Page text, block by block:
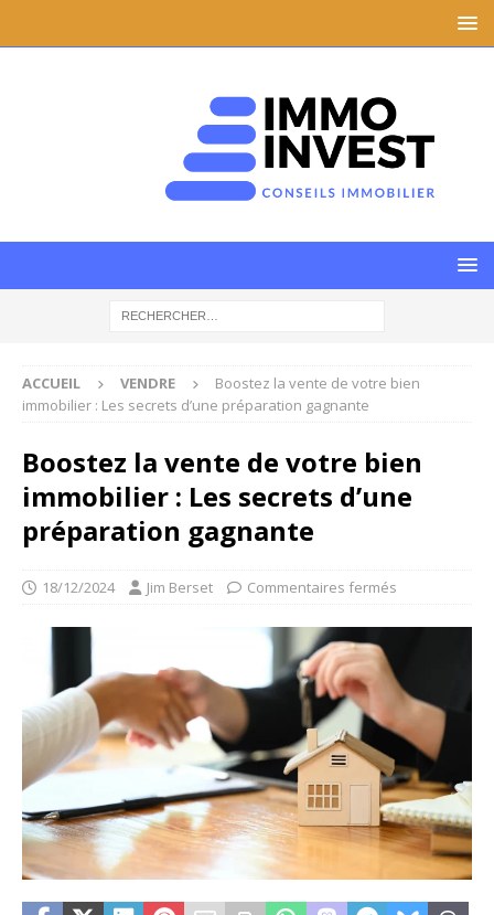
ACCUEIL VENDRE
Boostez la vente de votre bien
immobilier : Les secrets d’une préparation gagnante
Boostez la vente de votre bien
immobilier : Les secrets d’une
préparation gagnante
18/12/2024 Jim Berset Commentaires fermés